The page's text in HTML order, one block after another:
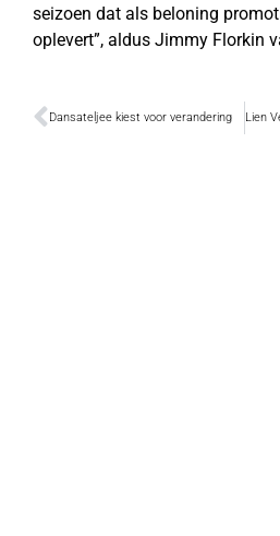
seizoen dat als beloning
oplevert”, aldus Jimmy Florkin
Dansateljee kiest voor verandering